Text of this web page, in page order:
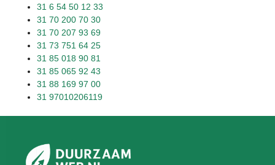
31 6 54 50 12 33
31 70 200 70 30
31 70 207 93 69
31 73 751 64 25
31 85 018 90 81
31 85 065 92 43
31 88 169 97 00
31 97010206119